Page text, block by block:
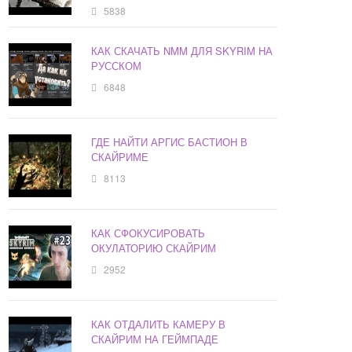
5838
КАК СКАЧАТЬ NMM ДЛЯ SKYRIM НА
РУССКОМ
6848
ГДЕ НАЙТИ АРГИС БАСТИОН В
СКАЙРИМЕ
8113
КАК СФОКУСИРОВАТЬ
ОКУЛАТОРИЮ СКАЙРИМ
2952
КАК ОТДАЛИТЬ КАМЕРУ В
СКАЙРИМ НА ГЕЙМПАДЕ